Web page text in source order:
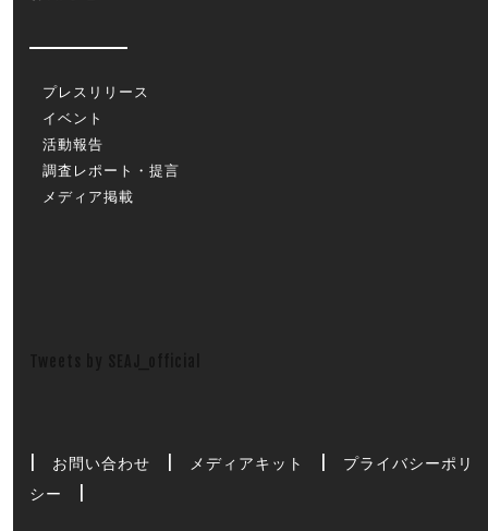
プレスリリース
イベント
活動報告
調査レポート・提言
メディア掲載
お問い合わせ メディアキット
プライバシーポリ
シー